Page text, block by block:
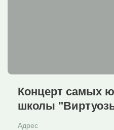
Концерт самых
школы
Адрес